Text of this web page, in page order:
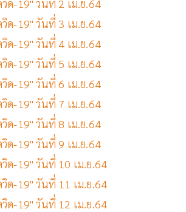
วิด-19" วันที่ 2 เม.ย.64
วิด-19" วันที่ 3 เม.ย.64
วิด-19" วันที่ 4 เม.ย.64
วิด-19" วันที่ 5 เม.ย.64
วิด-19" วันที่ 6 เม.ย.64
วิด-19" วันที่ 7 เม.ย.64
วิด-19" วันที่ 8 เม.ย.64
วิด-19" วันที่ 9 เม.ย.64
วิด-19" วันที่ 10 เม.ย.64
วิด-19" วันที่ 11 เม.ย.64
วิด-19" วันที่ 12 เม.ย.64